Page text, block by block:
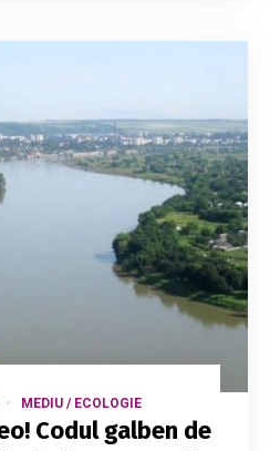
MEDIU / ECOLOGIE
Codul galben de